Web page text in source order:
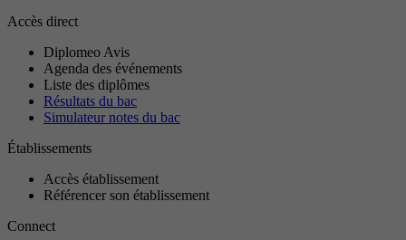
Accès direct
Diplomeo Avis
Agenda des événements
Liste des diplômes
Résultats du bac
Simulateur notes du bac
Établissements
Accès établissement
Référencer son établissement
Connect